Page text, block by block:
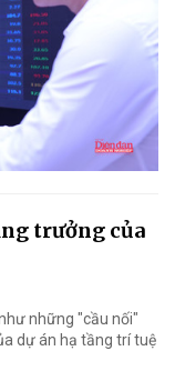
trưởng của
những "cầu nối"
dự án hạ tầng trí tuệ